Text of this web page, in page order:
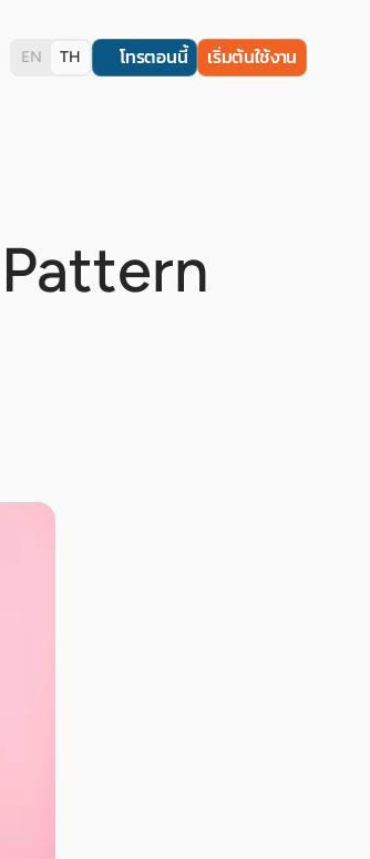
EN TH โทรตอนนี้ เริ่มต้นใช้งาน